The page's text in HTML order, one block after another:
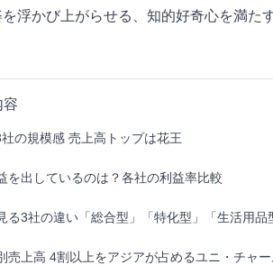
浮かび上がらせる、知的好奇心を満た
容
の規模感 売上高トップは花王
を出しているのは？各社の利益率比較
る3社の違い「総合型」「特化型」「生活用品
売上高 4割以上をアジアが占めるユニ・チャー